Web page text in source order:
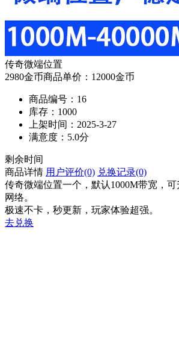
传奇微端位置
2980金币商品单价： 12000金币
商品编号： 16
库存： 1000
上架时间： 2025-3-27
满意度： 5.0分
剩余时间
商品详情 用户评价(0) 兑换记录(0)
传奇微端位置一个，默认1000M带宽，可
网络。
极速不卡，秒更新，玩家体验超强。
去兑换